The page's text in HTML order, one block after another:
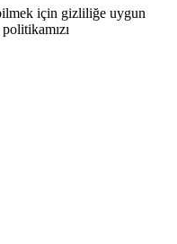
için gizliliğe uygun